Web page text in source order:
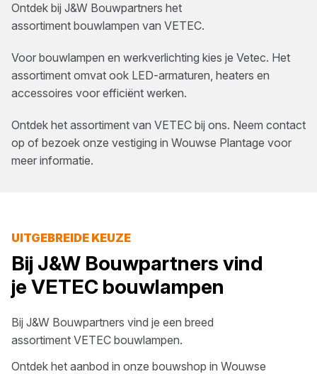
Ontdek bij J&W Bouwpartners het
assortiment bouwlampen van VETEC.
Voor bouwlampen en werkverlichting kies je Vetec. Het
assortiment omvat ook LED-armaturen, heaters en
accessoires voor efficiënt werken.
Ontdek het assortiment van VETEC bij ons. Neem contact
op of bezoek onze vestiging in Wouwse Plantage voor
meer informatie.
UITGEBREIDE KEUZE
Bij J&W Bouwpartners vind
je VETEC bouwlampen
Bij J&W Bouwpartners vind je een breed
assortiment VETEC bouwlampen.
Ontdek het aanbod in onze bouwshop in Wouwse